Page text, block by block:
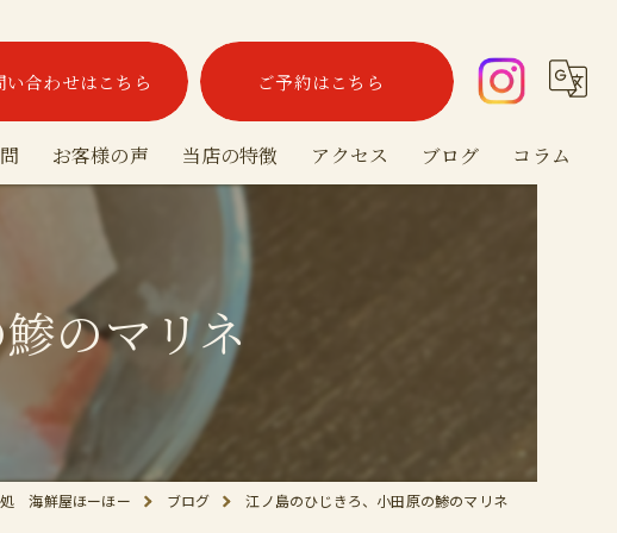
い合わせはこちら ご予約はこちら
お客様の声 当店の特徴
沖縄料理
お酒
宴会
アクセス ブログ コラム
のマリネ
処 海鮮屋ほーほー ブログ 江ノ島のひじきろ、小田原の鯵のマリネ